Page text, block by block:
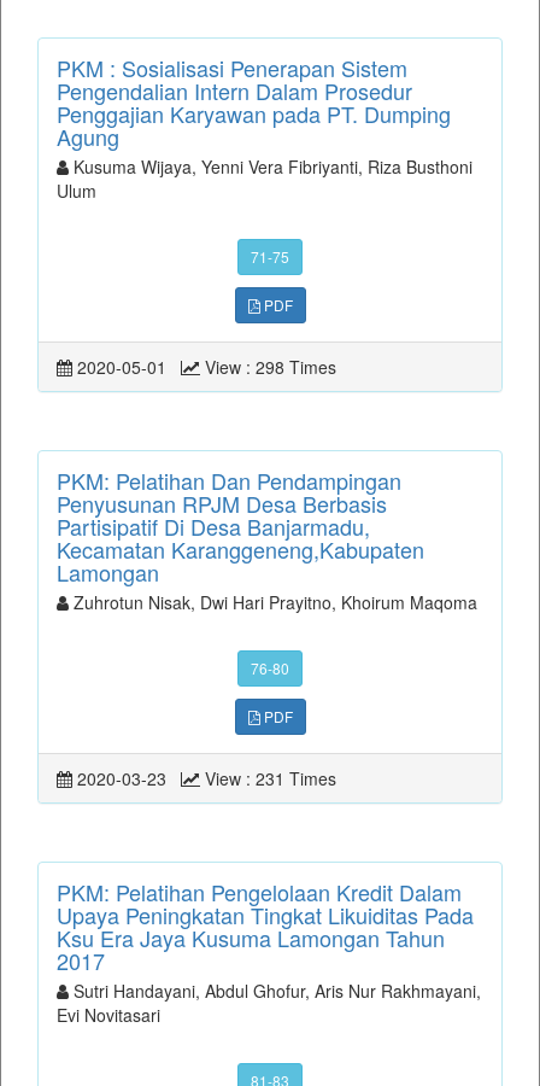
PKM : Sosialisasi Penerapan Sistem
Pengendalian Intern Dalam Prosedur
Penggajian Karyawan pada PT. Dumping
Agung
Kusuma Wijaya, Yenni Vera Fibriyanti, Riza Busthoni
Ulum
71-75
PDF
2020-05-01 View : 298 Times
PKM: Pelatihan Dan Pendampingan
Penyusunan RPJM Desa Berbasis
Partisipatif Di Desa Banjarmadu,
Kecamatan Karanggeneng,Kabupaten
Lamongan
Zuhrotun Nisak, Dwi Hari Prayitno, Khoirum Maqoma
76-80
PDF
2020-03-23 View : 231 Times
PKM: Pelatihan Pengelolaan Kredit Dalam
Upaya Peningkatan Tingkat Likuiditas Pada
Ksu Era Jaya Kusuma Lamongan Tahun
2017
Sutri Handayani, Abdul Ghofur, Aris Nur Rakhmayani,
Evi Novitasari
81-83